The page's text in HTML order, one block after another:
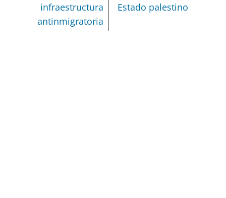
infraestructura
antinmigratoria
Estado palestino